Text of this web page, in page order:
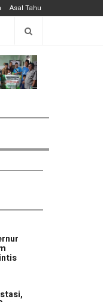
Asal Tahu